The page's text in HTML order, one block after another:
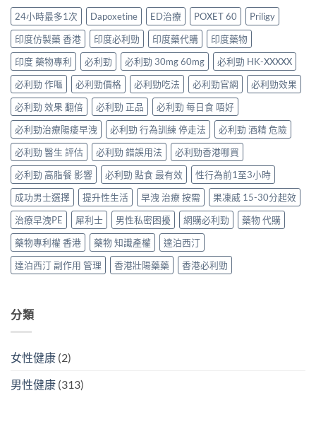
與
療
效
評
估〉
中
用
條
件、
風
險
與
安
全
指
南〉
中
何
同
時
解
決
勃
起
功
能
障
礙
與
早
洩〉
中
夠？
破
解
「劑
量
尷
尬」
的
三
種
解
法
與
替
代
方
案〉
中
完
整
解
析：
雙
效
果
凍
威、
西
地
那
非
＋
達
泊
西
汀
一
次
搞
掂
ED
24小時最多1次 Dapoxetine ED治療 POXET 60
Priligy
印度仿製藥 香港
印度必利勁 印度藥代購
印度藥物
印度 藥物專利
必利勁 必利勁 30mg 60mg
必利勁 HK-XXXXX
必利勁 作嘔
必利勁價格 必利勁吃法 必利勁官網
必利勁效果
必利勁 效果 翻倍
必利勁 正品
必利勁 每日食 唔好
必利勁治療陽痿早洩
必利勁 行為訓練 停走法
必利勁 酒精 危險
必利勁 醫生 評估
必利勁 錯誤用法
必利勁香港哪買
必利勁 高脂餐 影響
必利勁 點食 最有效
性行為前1至3小時
成功男士選擇
提升性生活 早洩 治療 按需
果凍威 15-30分起效
治療早洩PE
犀利士 男性私密困擾 網購必利勁
藥物 代購
藥物專利權 香港
藥物 知識產權
達泊西汀
達泊西汀 副作用 管理
香港壯陽藥藥 香港必利勁
分類
女性健康 (2)
男性健康 (313)